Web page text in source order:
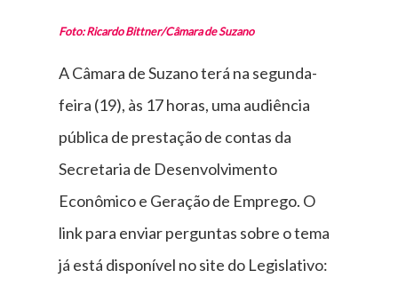
Foto: Ricardo Bittner/Câmara de Suzano
A Câmara de Suzano terá na segunda-
feira (19), às 17 horas, uma audiência
pública de prestação de contas da
Secretaria de Desenvolvimento
Econômico e Geração de Emprego. O
link para enviar perguntas sobre o tema
já está disponível no site do Legislativo: